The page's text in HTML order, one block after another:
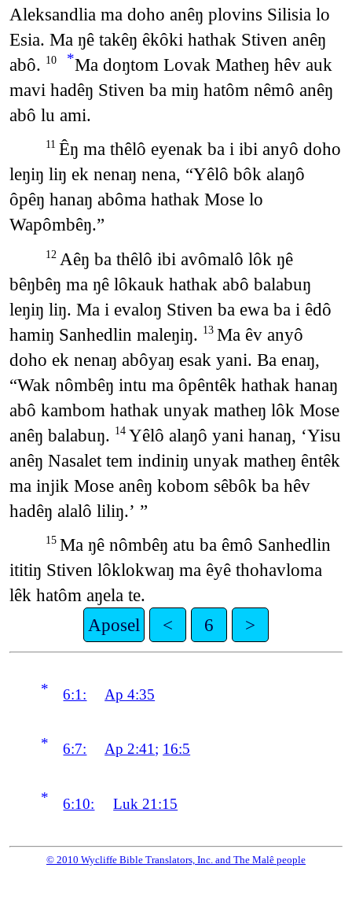
Aleksandlia ma doho anêŋ plovins Silisia lo
Esia. Ma ŋê takêŋ êkôki hathak Stiven anêŋ
abô. 10 *Ma doŋtom Lovak Matheŋ hêv auk
mavi hadêŋ Stiven ba miŋ hatôm nêmô anêŋ
abô lu ami.
11 Êŋ ma thêlô eyenak ba i ibi anyô doho
leŋiŋ liŋ ek nenaŋ nena, “Yêlô bôk alaŋô
ôpêŋ hanaŋ abôma hathak Mose lo
Wapômbêŋ.”
12 Aêŋ ba thêlô ibi avômalô lôk ŋê
bêŋbêŋ ma ŋê lôkauk hathak abô balabuŋ
leŋiŋ liŋ. Ma i evaloŋ Stiven ba ewa ba i êdô
hamiŋ Sanhedlin maleŋiŋ. 13 Ma êv anyô
doho ek nenaŋ abôyaŋ esak yani. Ba enaŋ,
“Wak nômbêŋ intu ma ôpêntêk hathak hanaŋ
abô kambom hathak unyak matheŋ lôk Mose
anêŋ balabuŋ. 14 Yêlô alaŋô yani hanaŋ, ‘Yisu
anêŋ Nasalet tem indiniŋ unyak matheŋ êntêk
ma injik Mose anêŋ kobom sêbôk ba hêv
hadêŋ alalô liliŋ.’ ”
15 Ma ŋê nômbêŋ atu ba êmô Sanhedlin
ititiŋ Stiven lôklokwaŋ ma êyê thohavloma
lêk hatôm aŋela te.
Aposel
< 6 >
* 6:1: Ap 4:35
* 6:7: Ap 2:41; 16:5
* 6:10: Luk 21:15
© 2010 Wycliffe Bible Translators, Inc. and The Malê people